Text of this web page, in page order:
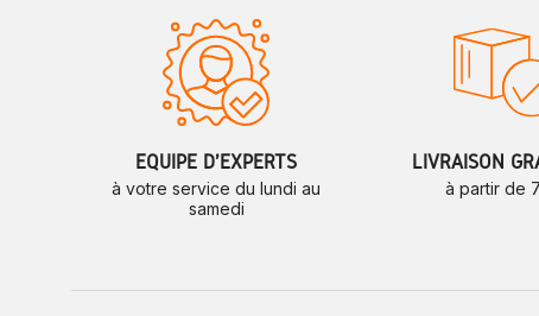
ÉQUIPE D'EXPERTS
à votre service du lundi au
samedi
LIVRAISON
à partir de